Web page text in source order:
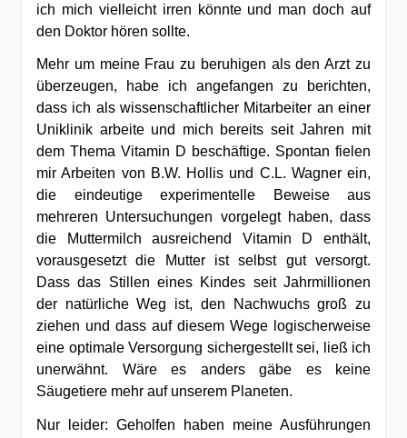
ich mich vielleicht irren könnte und man doch auf
den Doktor hören sollte.
Mehr um meine Frau zu beruhigen als den Arzt zu
überzeugen, habe ich angefangen zu berichten,
dass ich als wissenschaftlicher Mitarbeiter an einer
Uniklinik arbeite und mich bereits seit Jahren mit
dem Thema Vitamin D beschäftige. Spontan fielen
mir Arbeiten von B.W. Hollis und C.L. Wagner ein,
die eindeutige experimentelle Beweise aus
mehreren Untersuchungen vorgelegt haben, dass
die Muttermilch ausreichend Vitamin D enthält,
vorausgesetzt die Mutter ist selbst gut versorgt.
Dass das Stillen eines Kindes seit Jahrmillionen
der natürliche Weg ist, den Nachwuchs groß zu
ziehen und dass auf diesem Wege logischerweise
eine optimale Versorgung sichergestellt sei, ließ ich
unerwähnt. Wäre es anders gäbe es keine
Säugetiere mehr auf unserem Planeten.
Nur leider: Geholfen haben meine Ausführungen